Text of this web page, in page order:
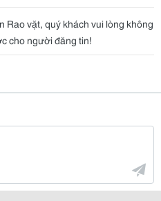
Rao vặt, quý khách vui lòng không
cho người đăng tin!